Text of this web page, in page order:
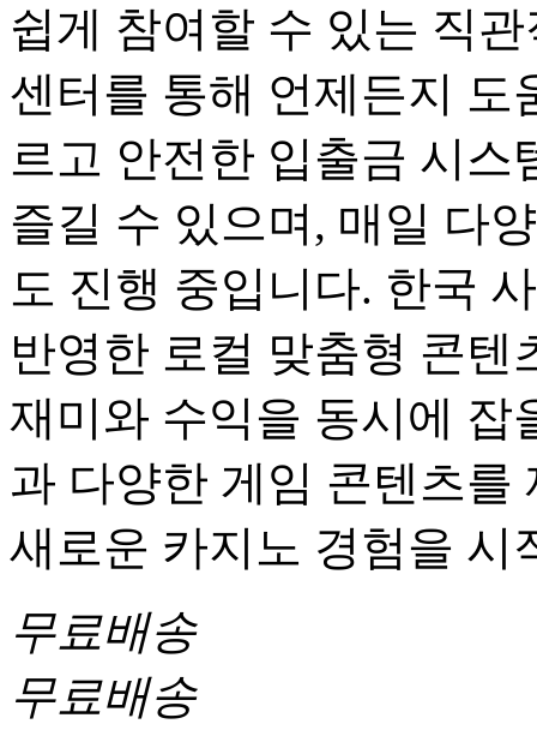
쉽게 참여할 수 있는 직
센터를 통해 언제든지 도
르고 안전한 입출금 시스
즐길 수 있으며, 매일 다
도 진행 중입니다. 한국
반영한 로컬 맞춤형 콘텐
재미와 수익을 동시에 잡
과 다양한 게임 콘텐츠를
새로운 카지노 경험을 시
무료배송
무료배송